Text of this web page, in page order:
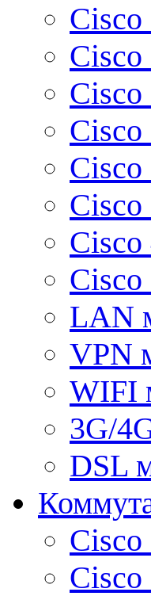
Cisco
Cisco
Cisco
Cisco
Cisco
Cisco
Cisco
Cisco
LAN
VPN
WIFI
3G/
DSL
Cisco
Cisco